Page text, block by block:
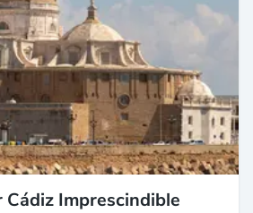
Cádiz Imprescindible